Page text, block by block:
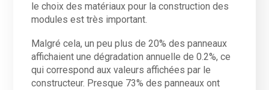
le choix des matériaux pour la construction des
modules est très important.
Malgré cela, un peu plus de 20% des panneaux
affichaient une dégradation annuelle de 0.2%, ce
qui correspond aux valeurs affichées par le
constructeur. Presque 73% des panneaux ont